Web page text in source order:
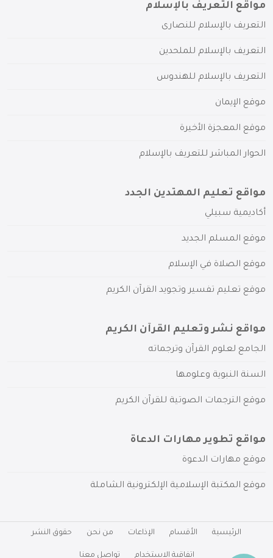
مواقع التعريف بالإسلام
التعريف بالإسلام للنصارى
التعريف بالإسلام للملحدين
التعريف بالإسلام للهندوس
موقع الإيمان
موقع المعجزة الأخيرة
الحوار المباشر للتعريف بالإسلام
مواقع تعليم المهتدين الجدد
أكاديمية سبيلي
موقع المسلم الجديد
موقع الصلاة في الإسلام
موقع تعليم تفسير وتجويد القرآن الكريم
مواقع نشر وتعليم القرآن الكريم
الجامع لعلوم القرآن وترجماته
السنة النبوية وعلومها
موقع الترجمات الصوتية للقرآن الكريم
مواقع تطوير مهارات الدعاة
موقع مهارات الدعوة
موقع المكتبة الإسلامية الإلكترونية الشاملة
الرئيسية الأقسام الإذاعات من نحن حقوق النشر
اتفاقية الاستخدام تواصل معنا